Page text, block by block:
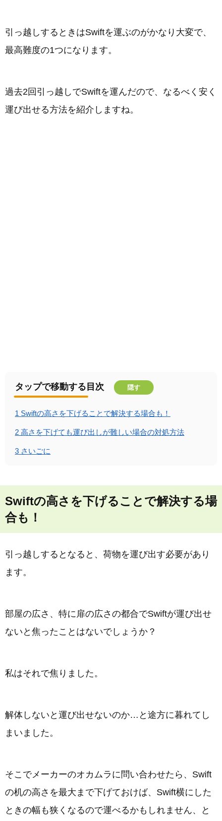
引っ越しするときはSwiftを運ぶのがかなり大変で、
最高難度の1つになります。
過去2回引っ越しでSwiftを運んだので、なるべく安く
運び出せる方法を紹介しますね。
タップで移動する目次 隠す
1 Swiftの高さを下げることで解決する場合も！
2 高さを下げても運び出しが難しい場合の対処方法
3 さいごに
Swiftの高さを下げることで解決する場
合も！
引っ越しするとなると、荷物を運び出す必要があり
ます。
部屋の広さ、特に扉の広さの都合でSwiftが運び出せ
ないと焦ったことはないでしょうか？
私はそれで焦りました。
解体しないと運び出せないのか…と途方に暮れてし
まいました。
そこでメーカーのオカムラに問い合わせたら、Swift
の机の高さを最大まで下げておけば、Swift横にした
ときの幅も狭くなるので運べるかもしれません、と